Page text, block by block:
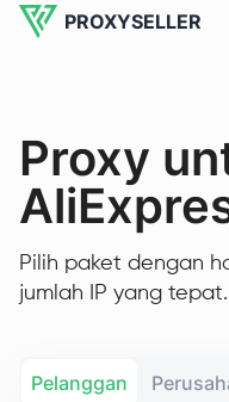
PROXYSELLER
Proxy
Pilih paket dengan
jumlah IP yang tepat.
Pelanggan